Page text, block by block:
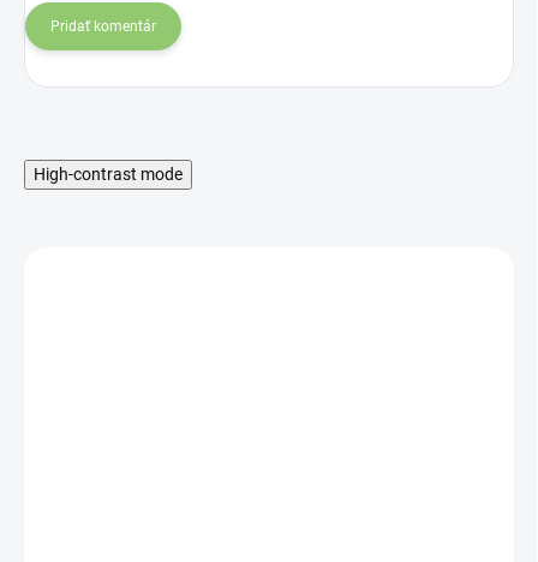
Pridať komentár
High-contrast mode